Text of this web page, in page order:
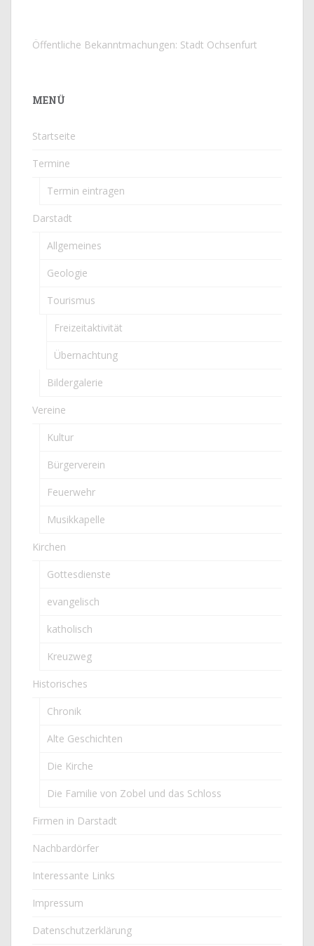
Öffentliche Bekanntmachungen: Stadt Ochsenfurt
MENÜ
Startseite
Termine
Termin eintragen
Darstadt
Allgemeines
Geologie
Tourismus
Freizeitaktivität
Übernachtung
Bildergalerie
Vereine
Kultur
Bürgerverein
Feuerwehr
Musikkapelle
Kirchen
Gottesdienste
evangelisch
katholisch
Kreuzweg
Historisches
Chronik
Alte Geschichten
Die Kirche
Die Familie von Zobel und das Schloss
Firmen in Darstadt
Nachbardörfer
Interessante Links
Impressum
Datenschutzerklärung